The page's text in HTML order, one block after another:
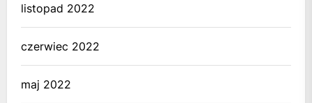
listopad 2022
czerwiec 2022
maj 2022